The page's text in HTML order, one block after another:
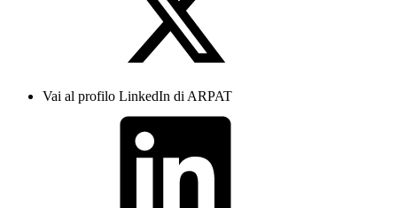
Vai al profilo LinkedIn di ARPAT